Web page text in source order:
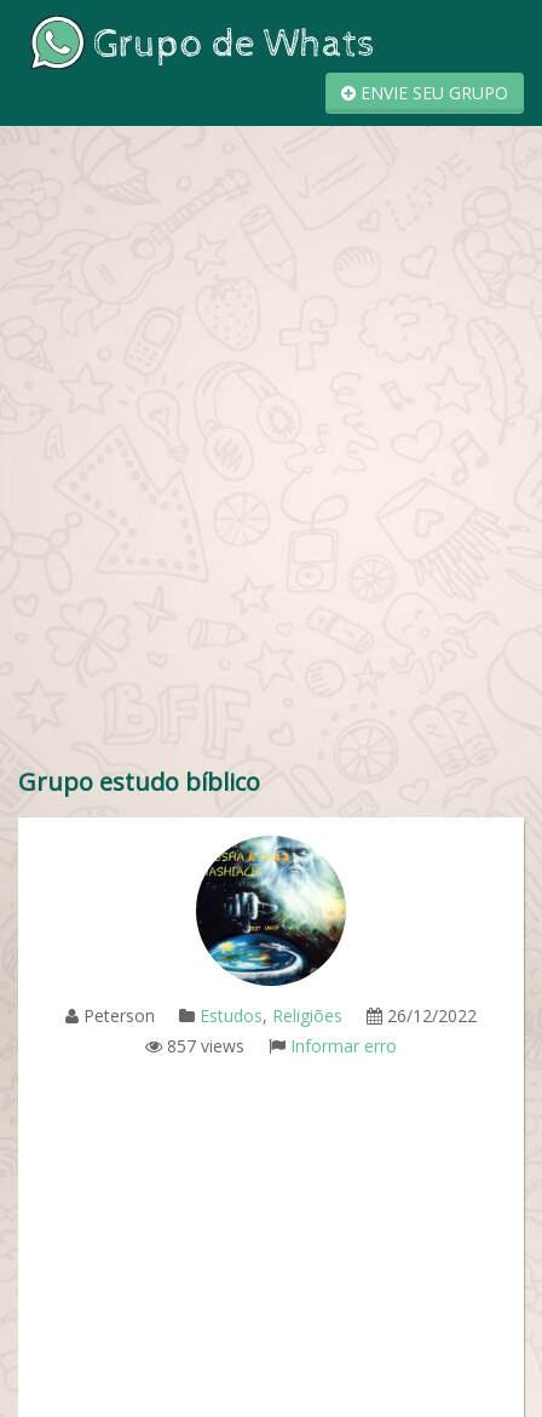
ENVIE SEU GRUPO
Grupo estudo bíblico
Peterson Estudos, Religiões
26/12/2022
857 views
Informar erro